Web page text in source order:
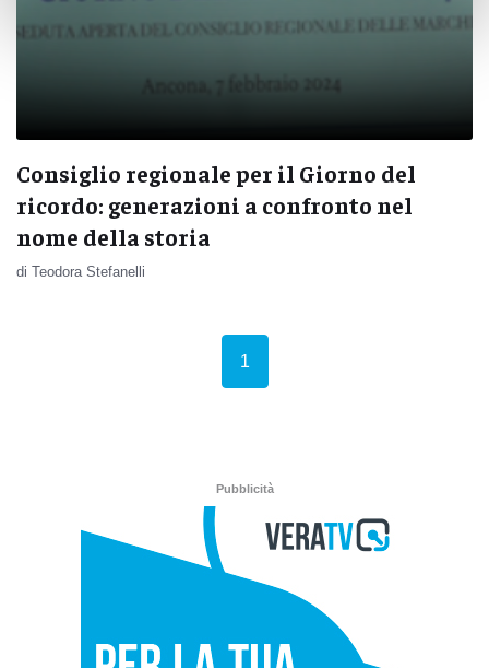
Consiglio regionale per il Giorno del
ricordo: generazioni a confronto nel
nome della storia
di Teodora Stefanelli
1
Pubblicità